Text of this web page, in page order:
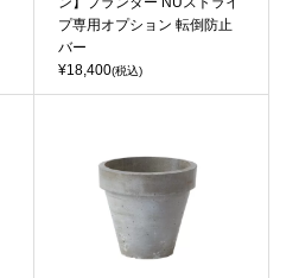
プ専用オプション 転倒防止
バー
¥18,400(税込)